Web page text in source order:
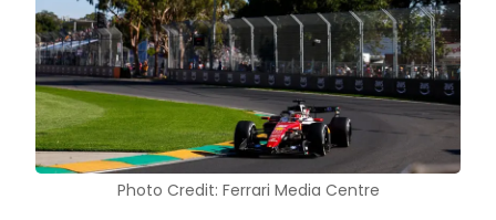
Photo Credit: Ferrari Media Centre